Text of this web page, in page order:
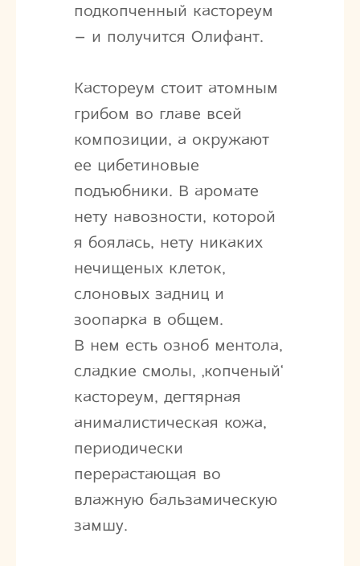
подкопченный кастореум
– и получится Олифант.
Кастореум стоит атомным
грибом во главе всей
композиции, а окружают
ее цибетиновые
подъюбники. В аромате
нету навозности, которой
я боялась, нету никаких
нечищеных клеток,
слоновых задниц и
зоопарка в общем.
В нем есть озноб ментола,
сладкие смолы, ‚копченый‘
кастореум, дегтярная
анималистическая кожа,
периодически
перерастающая во
влажную бальзамическую
замшу.